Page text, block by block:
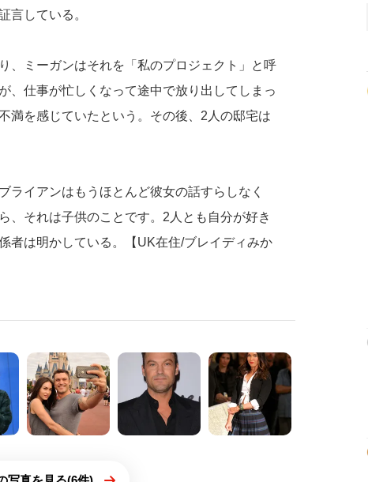
言している。
、ミーガンはそれを「私のプロジェクト」と呼
、仕事が忙しくなって途中で放り出してしまっ
満を感じていたという。その後、2人の邸宅は
ライアンはもうほとんど彼女の話すらしなく
、それは子供のことです。2人とも自分が好き
者は明かしている。【UK在住/ブレイディみか